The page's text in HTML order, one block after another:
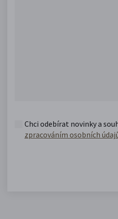
Chci odebírat novinky a
zpracováním osobních